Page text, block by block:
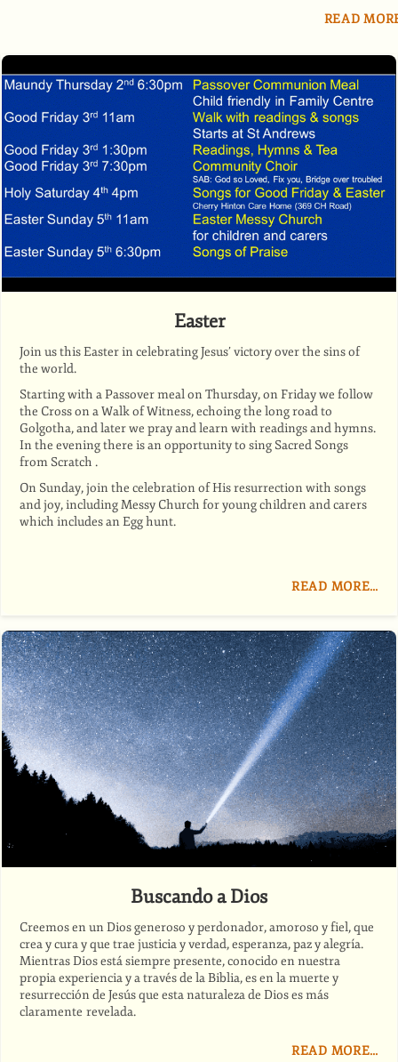
READ
Easter
Join us this Easter in celebrating Jesus’ victory over the sins of
the world.
Starting with a Passover meal on Thursday, on Friday we follow
the Cross on a Walk of Witness, echoing the long road to
Golgotha, and later we pray and learn with readings and hymns.
In the evening there is an opportunity to sing Sacred Songs
from Scratch .
On Sunday, join the celebration of His resurrection with songs
and joy, including Messy Church for young children and carers
which includes an Egg hunt.
READ MORE…
Buscando a Dios
Creemos en un Dios generoso y perdonador, amoroso y fiel, que
crea y cura y que trae justicia y verdad, esperanza, paz y alegría.
Mientras Dios está siempre presente, conocido en nuestra
propia experiencia y a través de la Biblia, es en la muerte y
resurrección de Jesús que esta naturaleza de Dios es más
claramente revelada.
READ MORE…